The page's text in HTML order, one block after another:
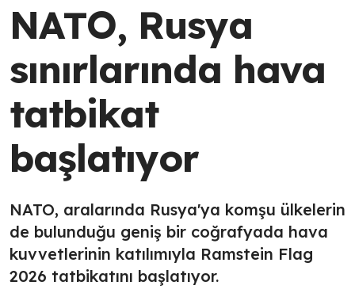
NATO, Rusya
sınırlarında hava
tatbikat
başlatıyor
NATO, aralarında Rusya'ya komşu ülkelerin
de bulunduğu geniş bir coğrafyada hava
kuvvetlerinin katılımıyla Ramstein Flag
2026 tatbikatını başlatıyor.